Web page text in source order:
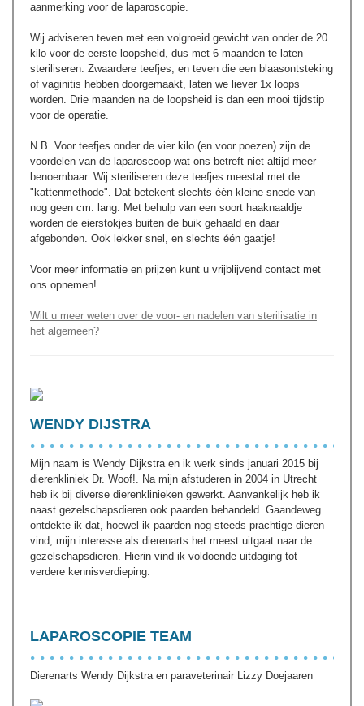
aanmerking voor de laparoscopie.
Wij adviseren teven met een volgroeid gewicht van onder de 20
kilo voor de eerste loopsheid, dus met 6 maanden te laten
steriliseren. Zwaardere teefjes, en teven die een blaasontsteking
of vaginitis hebben doorgemaakt, laten we liever 1x loops
worden. Drie maanden na de loopsheid is dan een mooi tijdstip
voor de operatie.
N.B. Voor teefjes onder de vier kilo (en voor poezen) zijn de
voordelen van de laparoscoop wat ons betreft niet altijd meer
benoembaar. Wij steriliseren deze teefjes meestal met de
"kattenmethode". Dat betekent slechts één kleine snede van
nog geen cm. lang. Met behulp van een soort haaknaaldje
worden de eierstokjes buiten de buik gehaald en daar
afgebonden. Ook lekker snel, en slechts één gaatje!
Voor meer informatie en prijzen kunt u vrijblijvend contact met
ons opnemen!
Wilt u meer weten over de voor- en nadelen van sterilisatie in
het algemeen?
WENDY DIJSTRA
Mijn naam is Wendy Dijkstra en ik werk sinds januari 2015 bij
dierenkliniek Dr. Woof!. Na mijn afstuderen in 2004 in Utrecht
heb ik bij diverse dierenklinieken gewerkt. Aanvankelijk heb ik
naast gezelschapsdieren ook paarden behandeld. Gaandeweg
ontdekte ik dat, hoewel ik paarden nog steeds prachtige dieren
vind, mijn interesse als dierenarts het meest uitgaat naar de
gezelschapsdieren. Hierin vind ik voldoende uitdaging tot
verdere kennisverdieping.
LAPAROSCOPIE TEAM
Dierenarts Wendy Dijkstra en paraveterinair Lizzy Doejaaren